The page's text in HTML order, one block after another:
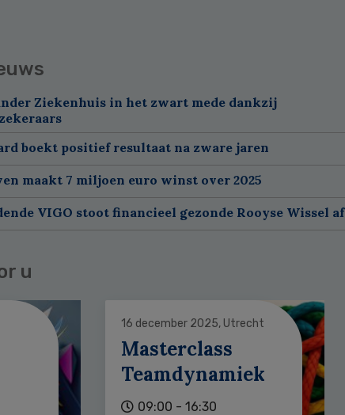
Ziekenhuis in het zwart mede dankzij
boekt positief resultaat na zware jaren
maakt 7 miljoen euro winst over 2025
VIGO stoot financieel gezonde Rooyse Wissel af
u
16 december 2025, Utrecht
Masterclass
Teamdynamiek
09:00 - 16:30